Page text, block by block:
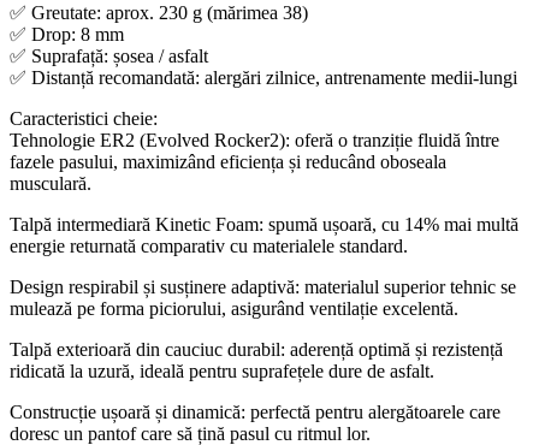
✅ Greutate: aprox. 230 g (mărimea 38)
✅ Drop: 8 mm
✅ Suprafață: șosea / asfalt
✅ Distanță recomandată: alergări zilnice, antrenamente medii-lungi
Caracteristici cheie:
Tehnologie ER2 (Evolved Rocker2): oferă o tranziție fluidă între
fazele pasului, maximizând eficiența și reducând oboseala
musculară.
Talpă intermediară Kinetic Foam: spumă ușoară, cu 14% mai multă
energie returnată comparativ cu materialele standard.
Design respirabil și susținere adaptivă: materialul superior tehnic se
mulează pe forma piciorului, asigurând ventilație excelentă.
Talpă exterioară din cauciuc durabil: aderență optimă și rezistență
ridicată la uzură, ideală pentru suprafețele dure de asfalt.
Construcție ușoară și dinamică: perfectă pentru alergătoarele care
doresc un pantof care să țină pasul cu ritmul lor.